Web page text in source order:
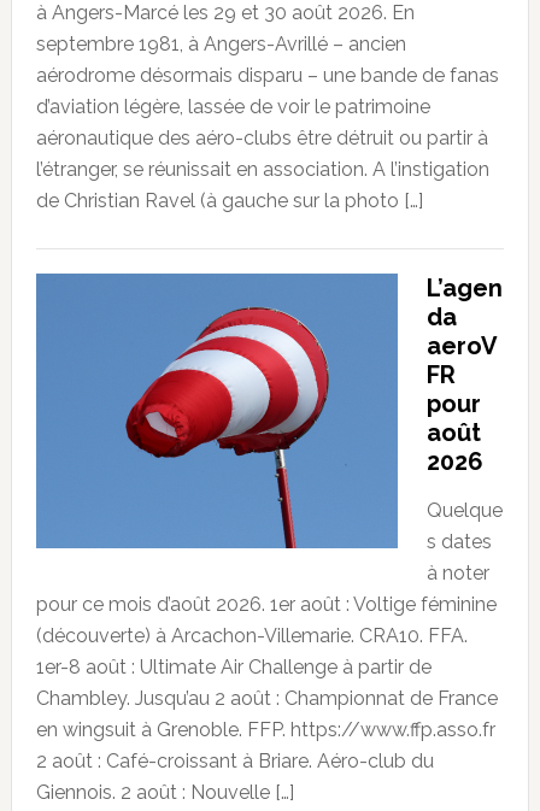
à Angers-Marcé les 29 et 30 août 2026. En
septembre 1981, à Angers-Avrillé – ancien
aérodrome désormais disparu – une bande de fanas
d’aviation légère, lassée de voir le patrimoine
aéronautique des aéro-clubs être détruit ou partir à
l’étranger, se réunissait en association. A l’instigation
de Christian Ravel (à gauche sur la photo […]
L’agen
da
aeroV
FR
pour
août
2026
Quelque
s dates
à noter
pour ce mois d’août 2026. 1er août : Voltige féminine
(découverte) à Arcachon-Villemarie. CRA10. FFA.
1er-8 août : Ultimate Air Challenge à partir de
Chambley. Jusqu’au 2 août : Championnat de France
en wingsuit à Grenoble. FFP. https://www.ffp.asso.fr
2 août : Café-croissant à Briare. Aéro-club du
Giennois. 2 août : Nouvelle […]